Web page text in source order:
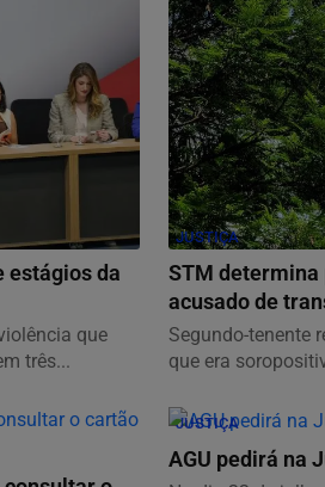
estágios da
que
três...
JUSTIÇA
STM
acusado de
Segundo-tenente
que era
JUSTIÇA
AGU pedirá na